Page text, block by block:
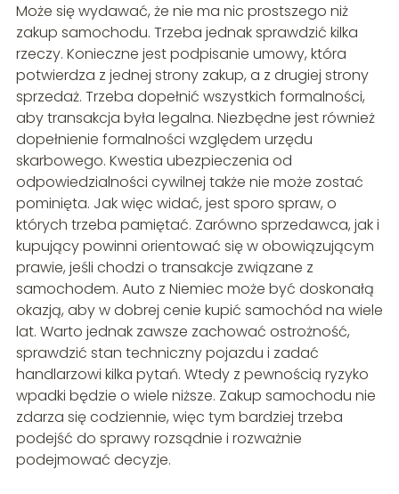
Może się wydawać, że nie ma nic prostszego niż
zakup samochodu. Trzeba jednak sprawdzić kilka
rzeczy. Konieczne jest podpisanie umowy, która
potwierdza z jednej strony zakup, a z drugiej strony
sprzedaż. Trzeba dopełnić wszystkich formalności,
aby transakcja była legalna. Niezbędne jest również
dopełnienie formalności względem urzędu
skarbowego. Kwestia ubezpieczenia od
odpowiedzialności cywilnej także nie może zostać
pominięta. Jak więc widać, jest sporo spraw, o
których trzeba pamiętać. Zarówno sprzedawca, jak i
kupujący powinni orientować się w obowiązującym
prawie, jeśli chodzi o transakcje związane z
samochodem. Auto z Niemiec może być doskonałą
okazją, aby w dobrej cenie kupić samochód na wiele
lat. Warto jednak zawsze zachować ostrożność,
sprawdzić stan techniczny pojazdu i zadać
handlarzowi kilka pytań. Wtedy z pewnością ryzyko
wpadki będzie o wiele niższe. Zakup samochodu nie
zdarza się codziennie, więc tym bardziej trzeba
podejść do sprawy rozsądnie i rozważnie
podejmować decyzje.